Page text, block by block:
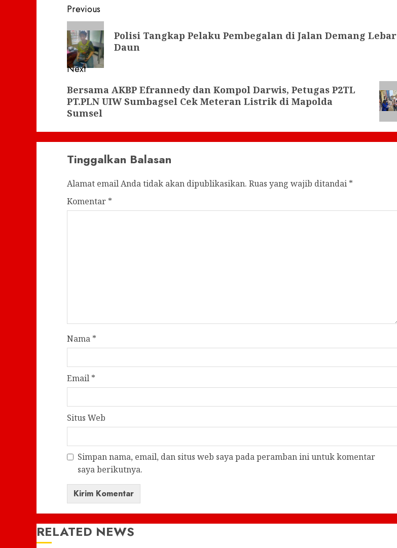
Post
navigation
Previous
Previous
post:
Polisi Tangkap Pelaku Pembegalan di Jalan Demang Lebar
Daun
Next
Next
post:
Bersama AKBP Efrannedy dan Kompol Darwis, Petugas P2TL
PT.PLN UIW Sumbagsel Cek Meteran Listrik di Mapolda
Sumsel
Tinggalkan Balasan
Alamat email Anda tidak akan dipublikasikan. Ruas yang wajib ditandai *
Komentar *
Nama *
Email *
Situs Web
Simpan nama, email, dan situs web saya pada peramban ini untuk komentar
saya berikutnya.
RELATED NEWS